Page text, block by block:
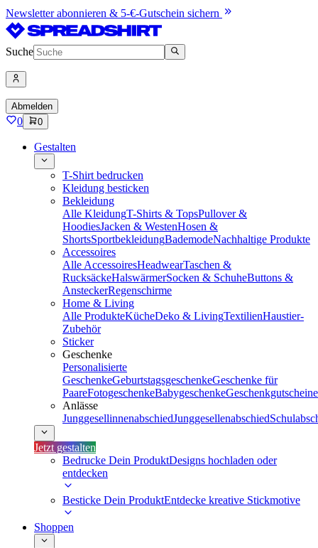
Newsletter abonnieren & 5-€-Gutschein sichern
Suche
Abmelden
0 0
Gestalten
T-Shirt bedrucken
Kleidung besticken
Bekleidung
Alle KleidungT-Shirts & TopsPullover &
HoodiesJacken & WestenHosen &
ShortsSportbekleidungBademodeNachhaltige Produkte
Accessoires
Alle AccessoiresHeadwearTaschen &
RucksäckeHalswärmerSocken & SchuheButtons &
AnsteckerRegenschirme
Home & Living
Alle ProdukteKücheDeko & LivingTextilienHaustier-
Zubehör
Sticker
Geschenke
Personalisierte
GeschenkeGeburtstagsgeschenkeGeschenke für
PaareFotogeschenkeBabygeschenkeGeschenkgutscheine
Anlässe
JunggesellinnenabschiedJunggesellenabschied
Jetzt gestalten
Bedrucke Dein ProduktDesigns hochladen oder
entdecken
Besticke Dein ProduktEntdecke kreative Stickmotive
Shoppen